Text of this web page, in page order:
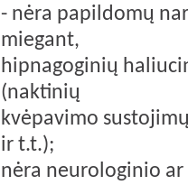
- nėra papildomų
miegant,
hipnagoginių
(naktinių
kvėpavimo
ir t.t.);
nėra neurologinio